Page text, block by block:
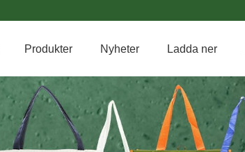
Produkter Nyheter Ladda ner